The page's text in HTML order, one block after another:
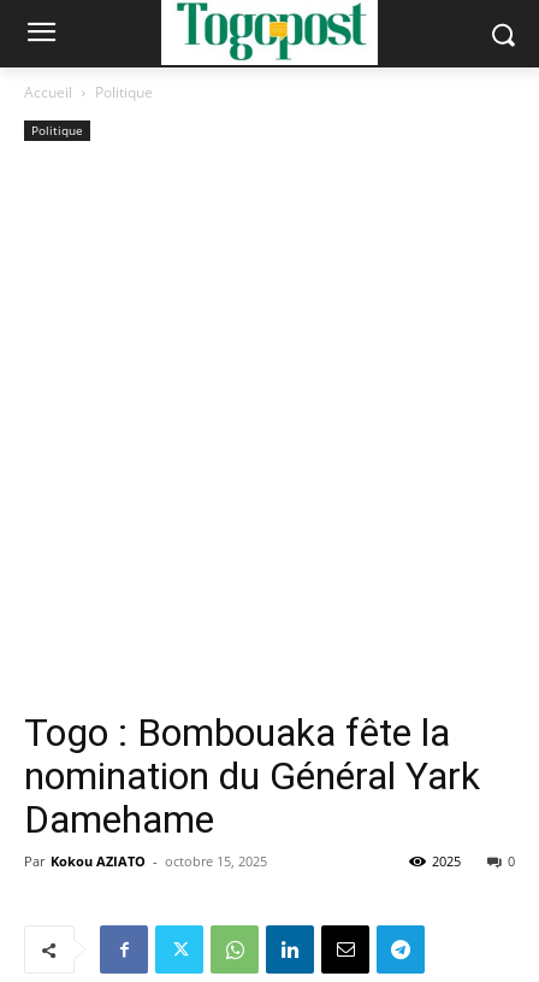
Accueil Politique
Politique
Togo : Bombouaka fête la
nomination du Général Yark
Damehame
Par Kokou AZIATO - octobre 15, 2025 0
2025